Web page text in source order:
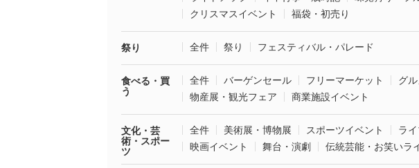
クリスマスイベント
福袋・初売り
祭り 全件 祭り フェスティバル・パレード
食べる・買
う
全件 バーゲンセール フリーマーケット
グ
物産展・観光フェア
商業施設イベント
文化・芸
術・スポー
ツ
全件 美術展・博物展 スポーツイベント
ラ
映画イベント
舞台・演劇 伝統芸能・お笑いラ